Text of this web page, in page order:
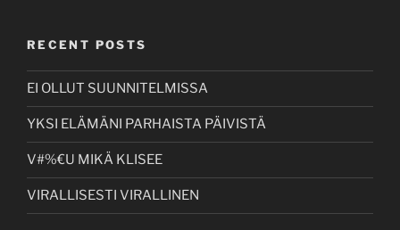
RECENT POSTS
EI OLLUT SUUNNITELMISSA
YKSI ELÄMÄNI PARHAISTA PÄIVISTÄ
V#%€U MIKÄ KLISEE
VIRALLISESTI VIRALLINEN